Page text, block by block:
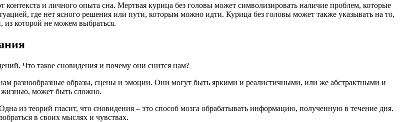
и личного опыта сна. Мертвая курица без головы может символизировать наличие проблем, которые
где нет ясного решения или пути, которым можно идти. Курица без головы может также указывать на то,
которой не можем выбраться.
Что такое сновидения и почему они снится нам?
разнообразные образы, сцены и эмоции. Они могут быть яркими и реалистичными, или же абстрактными и
жизнью, может быть сложно.
из теорий гласит, что сновидения – это способ мозга обрабатывать информацию, полученную в течение дня.
в своих мыслях и чувствах.